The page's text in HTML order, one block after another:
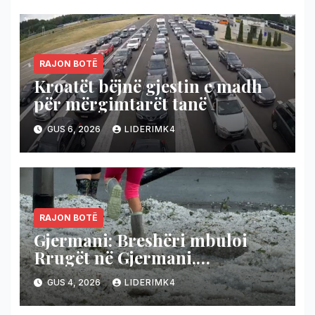
RAJON BOTË
Kroatët bëjnë gjestin e madh
për mërgimtarët tanë
GUS 6, 2026 LIDERIMK4
RAJON BOTË
Gjermani: Breshëri mbuloi
Rrugët në Gjermani,
temperaturat bien nga 36 në 19
gradë
GUS 4, 2026 LIDERIMK4